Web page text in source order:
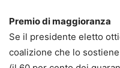
Premio di maggioranza
Se il presidente eletto
coalizione che lo